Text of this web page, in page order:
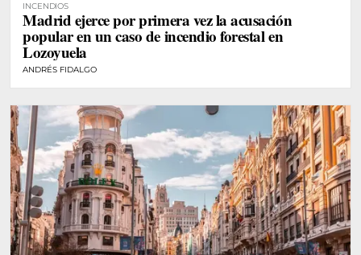
INCENDIOS
Madrid ejerce por primera vez la acusación
popular en un caso de incendio forestal en
Lozoyuela
ANDRÉS FIDALGO